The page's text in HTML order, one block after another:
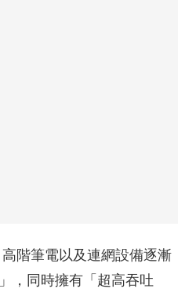
階筆電以及連網設備逐漸
，同時擁有「超高吞吐